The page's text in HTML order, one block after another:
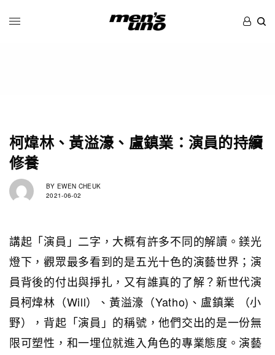
柯煒林、黃溢濠、盧鎮業：演員的持續
修養
BY EWEN CHEUK
2021-06-02
講起「演員」二字，大概有許多不同的解讀。鎂光
燈下，觀眾最多看到的是五光十色的演藝世界；演
員背後的付出與掙扎，又有誰真的了解？新世代演
員柯煒林（Will）、黃溢濠（Yatho)、盧鎮業 （小
野），背起「演員」的稱號，他們交出的是一份無
限可塑性，和一埋位就進入角色的專業態度。演藝